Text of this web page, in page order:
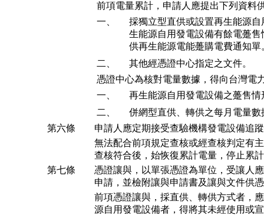
前項電量累計，申請人應提出下列資料
一、
採獨立型直供或設置再生能源
生能源自用發電設備有餘電躉
供再生能源電能躉購電費通知單
二、
其他經憑證中心指定之文件。
憑證中心為核對電量數據，得向台灣電
一、
再生能源自用發電設備之躉售
二、
併網型直供、轉供之每月電量數
第六條
申請人應定期接受查驗機構發電設備追
無法配合前項規定查核或經查核判定有
查核符合後，始恢復累計電量，停止累
第七條
憑證讓與，以單張憑證為單位，受讓人
申請，並檢附讓與申請書及讓與文件供
前項憑證讓與，採直供、轉供方式者，
源自用發電設備者，得將其未經使用或